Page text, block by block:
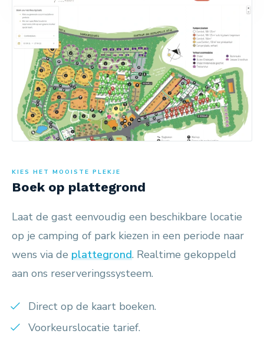
KIES HET MOOISTE PLEKJE
Boek op plattegrond
Laat de gast eenvoudig een beschikbare locatie
op je camping of park kiezen in een periode naar
wens via de plattegrond. Realtime gekoppeld
aan ons reserveringssysteem.
Direct op de kaart boeken.
Voorkeurslocatie tarief.